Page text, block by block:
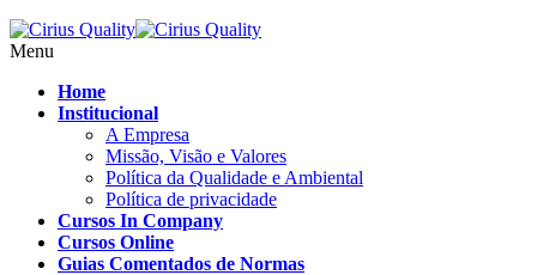
Menu
Home
Institucional
A Empresa
Missão, Visão e Valores
Política da Qualidade e Ambiental
Política de privacidade
Cursos In Company
Cursos Online
Guias Comentados de Normas